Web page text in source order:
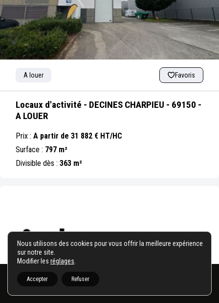
A louer Favoris
Locaux d'activité - DECINES CHARPIEU - 69150 -
A LOUER
Prix : A partir de 31 882 € HT/HC
Surface : 797 m²
Divisible dès : 363 m²
Afficher la carte
Nous utilisons des cookies pour vous offrir la meilleure expérience
sur notre site.
Modifier les réglages
Accepter Refuser